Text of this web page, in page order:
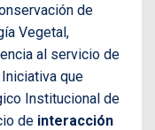
de
Vegetal,
al servicio de
que
Institucional de
de interacción